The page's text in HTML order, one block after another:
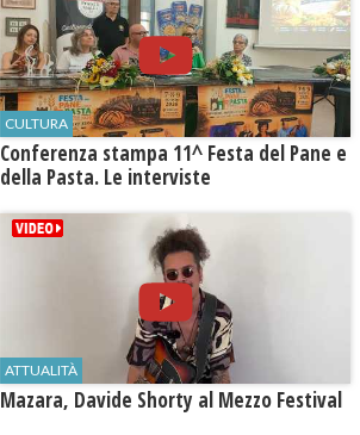
CULTURA
Conferenza stampa 11^ Festa del Pane e
della Pasta. Le interviste
ATTUALITÀ
Mazara, Davide Shorty al Mezzo Festival